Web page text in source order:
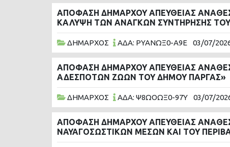
ΑΠΟΦΑΣΗ ΔΗΜΑΡΧΟΥ ΑΠΕΥΘΕΙΑΣ
ΚΑΛΥΨΗ ΤΩΝ ΑΝΑΓΚΩΝ ΣΥΝΤΗΡΗΣΗΣ
ΔΗΜΑΡΧΟΣ ΑΔΑ: ΡΥΑΝΩΞ0-Α9Ε 03/07/
ΑΠΟΦΑΣΗ ΔΗΜΑΡΧΟΥ ΑΠΕΥΘΕΙΑΣ
ΑΔΕΣΠΟΤΩΝ ΖΩΩΝ ΤΟΥ ΔΗΜΟΥ ΠΑΡΓΑΣ»
ΔΗΜΑΡΧΟΣ ΑΔΑ: Ψ8ΩΟΩΞ0-97Υ 03/07/
ΑΠΟΦΑΣΗ ΔΗΜΑΡΧΟΥ ΑΠΕΥΘΕΙΑΣ
ΝΑΥΑΓΟΣΩΣΤΙΚΩΝ ΜΕΣΩΝ ΚΑΙ ΤΟΥ